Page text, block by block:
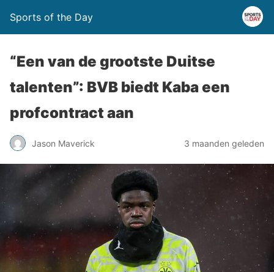
Sports of the Day
“Een van de grootste Duitse
talenten”: BVB biedt Kaba een
profcontract aan
Jason Maverick 3 maanden geleden